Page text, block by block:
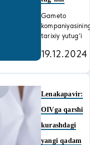
Gameto
tarixiy yutug‘i
19.12.2024
Lenakapavir:
OIVga qarshi
kurashdagi
yangi qadam